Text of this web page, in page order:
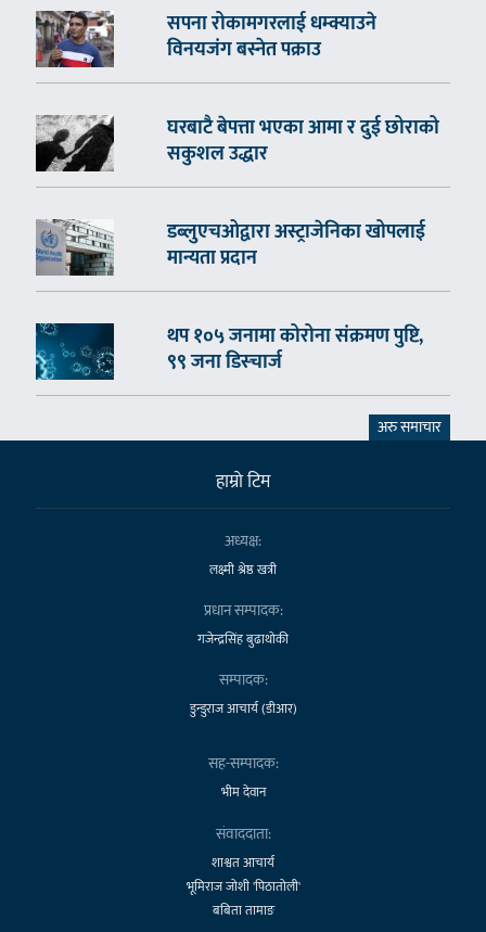
सपना रोकामगरलाई धम्क्याउने
विनयजंग बस्नेत पक्राउ
घरबाटै बेपत्ता भएका आमा र दुई छोराको
सकुशल उद्धार
डब्लुएचओद्वारा अस्ट्राजेनिका खोपलाई
मान्यता प्रदान
थप १०५ जनामा कोरोना संक्रमण पुष्टि,
९९ जना डिस्चार्ज
अरु समाचार
हाम्राे टिम
अध्यक्ष:
लक्ष्मी श्रेष्ठ खत्री
प्रधान सम्पादक:
गजेन्द्रसिंह बुढाथोकी
सम्पादक:
डुन्डुराज आचार्य (डीआर)
सह-सम्पादक:
भीम देवान
संवाददाता:
शाश्वत आचार्य
भूमिराज जोशी 'पिठातोली'
बबिता तामाङ